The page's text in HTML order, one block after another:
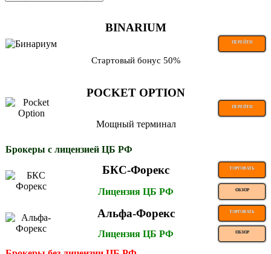
BINARIUM
ПЕРЕЙТИ
Стартовый бонус 50%
POCKET OPTION
ПЕРЕЙТИ
Мощный терминал
Брокеры с лицензией ЦБ РФ
БКС-Форекс ТОРГОВАТЬ
Лицензия ЦБ РФ ОБЗОР
Альфа-Форекс ТОРГОВАТЬ
Лицензия ЦБ РФ ОБЗОР